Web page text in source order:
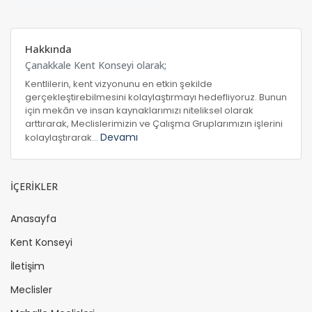
Hakkında
Çanakkale Kent Konseyi olarak;
Kentlilerin, kent vizyonunu en etkin şekilde
gerçekleştirebilmesini kolaylaştırmayı hedefliyoruz. Bunun
için mekân ve insan kaynaklarımızı niteliksel olarak
arttırarak, Meclislerimizin ve Çalışma Gruplarımızın işlerini
kolaylaştırarak... Devamı
İÇERİKLER
Anasayfa
Kent Konseyi
İletişim
Meclisler